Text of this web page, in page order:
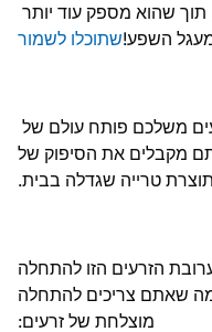
תוך שהוא מספק עוד יותר
שתוכלו לשמורהשפע!
משלכם פותח עולם של
מקבלים את הסיפוק של
טרייה שגדלה בבית.
הזרעים הזו להתחלה
מה שאתם צריכים להתחלה
מוצלחת של זרעים: